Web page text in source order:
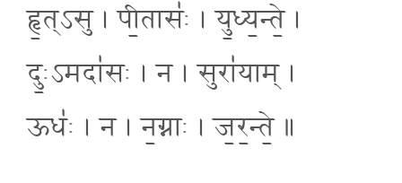
हृ॒त्ऽसु । पी॒तासः॑ । यु॒ध्य॒न्ते॒ ।
दुः॒ऽमदा॑सः । न । सुरा॑याम् ।
ऊधः॑ । न । न॒ग्नाः । ज॒र॒न्ते॒ ॥